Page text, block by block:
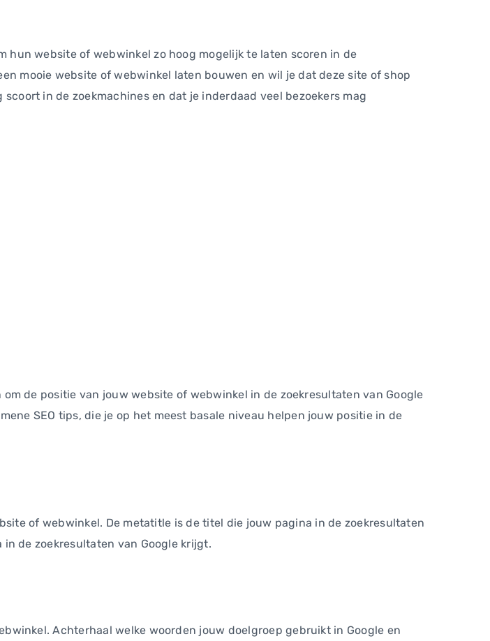
hun website of webwinkel zo hoog mogelijk te laten scoren in de
mooie website of webwinkel laten bouwen en wil je dat deze site of shop
in de zoekmachines en dat je inderdaad veel bezoekers mag
de positie van jouw website of webwinkel in de zoekresultaten van Google
SEO tips, die je op het meest basale niveau helpen jouw positie in de
of webwinkel. De metatitle is de titel die jouw pagina in de zoekresultaten
de zoekresultaten van Google krijgt.
Achterhaal welke woorden jouw doelgroep gebruikt in Google en